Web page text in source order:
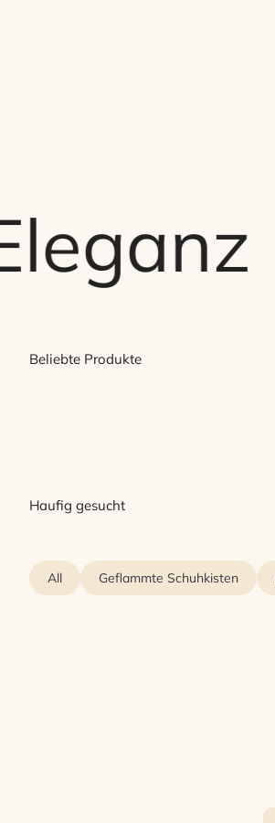
Beliebte Produkte
Haufig gesucht
All Geflammte Schuhkisten